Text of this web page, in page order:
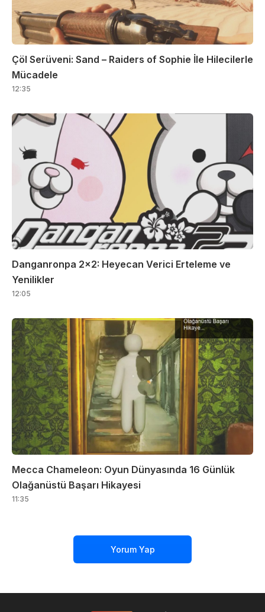
Çöl Serüveni: Sand – Raiders of Sophie İle Hilecilerle
Mücadele
12:35
Danganronpa 2×2: Heyecan Verici Erteleme ve
Yenilikler
12:05
Mecca Chameleon: Oyun Dünyasında 16 Günlük
Olağanüstü Başarı Hikayesi
11:35
Yorum Yap